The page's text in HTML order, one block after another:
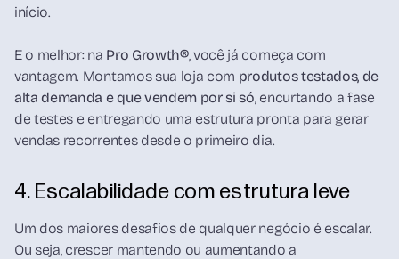
início.
E o melhor: na Pro Growth®, você já começa com
vantagem. Montamos sua loja com produtos testados, de
alta demanda e que vendem por si só, encurtando a fase
de testes e entregando uma estrutura pronta para gerar
vendas recorrentes desde o primeiro dia.
4. Escalabilidade com estrutura leve
Um dos maiores desafios de qualquer negócio é escalar.
Ou seja, crescer mantendo ou aumentando a